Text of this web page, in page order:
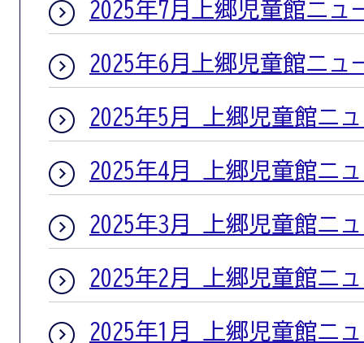
2025年7月上郷児童館ニュ
2025年6月上郷児童館ニュ
2025年5月 上郷児童館ニ
2025年4月 上郷児童館ニ
2025年3月 上郷児童館ニ
2025年2月 上郷児童館ニ
2025年1月 上郷児童館ニ